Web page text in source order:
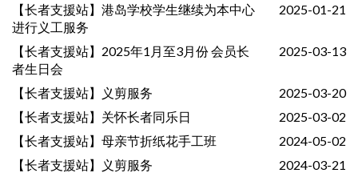
【长者支援站】港岛学校学生继续为本中心
进行义工服务
2025-01-21
【长者支援站】2025年1月至3月份 会员长
者生日会
2025-03-13
【长者支援站】义剪服务
2025-03-20
【长者支援站】关怀长者同乐日
2025-03-02
【长者支援站】母亲节折纸花手工班
2024-05-02
【长者支援站】义剪服务
2024-03-21